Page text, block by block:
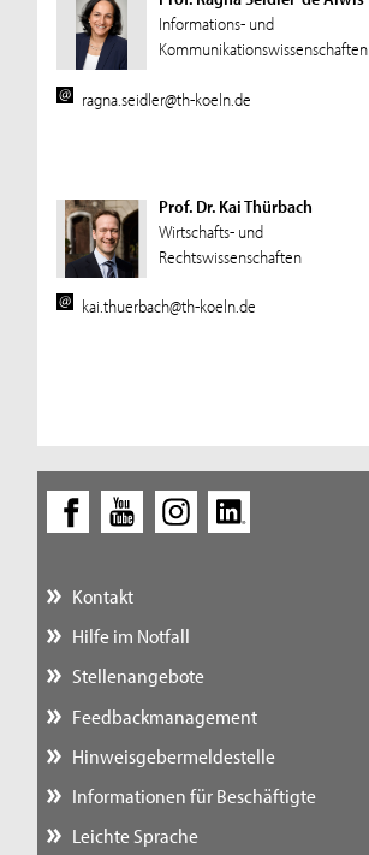
Informations- und
Kommunikationswissenschaften
ragna.seidler@th-koeln.de
Prof. Dr. Kai Thürbach
Wirtschafts- und
Rechtswissenschaften
kai.thuerbach@th-koeln.de
Kontakt
Hilfe im Notfall
Stellenangebote
Feedbackmanagement
Hinweisgebermeldestelle
Informationen für Beschäftigte
Leichte Sprache